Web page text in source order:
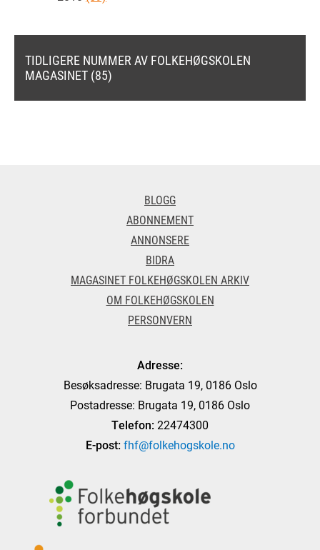
TIDLIGERE NUMMER AV FOLKEHØGSKOLEN
MAGASINET (85)
BLOGG
ABONNEMENT
ANNONSERE
BIDRA
MAGASINET FOLKEHØGSKOLEN ARKIV
OM FOLKEHØGSKOLEN
PERSONVERN
Adresse:
Besøksadresse: Brugata 19, 0186 Oslo
Postadresse: Brugata 19, 0186 Oslo
Telefon: 22474300
E-post: fhf@folkehogskole.no